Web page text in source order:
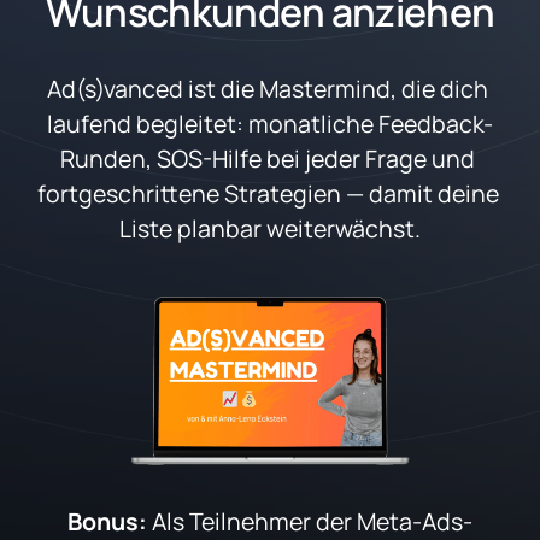
Wunschkunden anziehen
Ad(s)vanced ist die Mastermind, die dich
laufend begleitet: monatliche Feedback-
Runden, SOS-Hilfe bei jeder Frage und
fortgeschrittene Strategien — damit deine
Liste planbar weiterwächst.
Bonus: Als Teilnehmer der Meta-Ads-